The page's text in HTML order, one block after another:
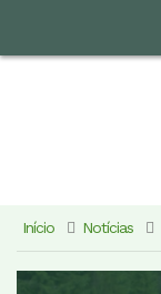
Início Notícias